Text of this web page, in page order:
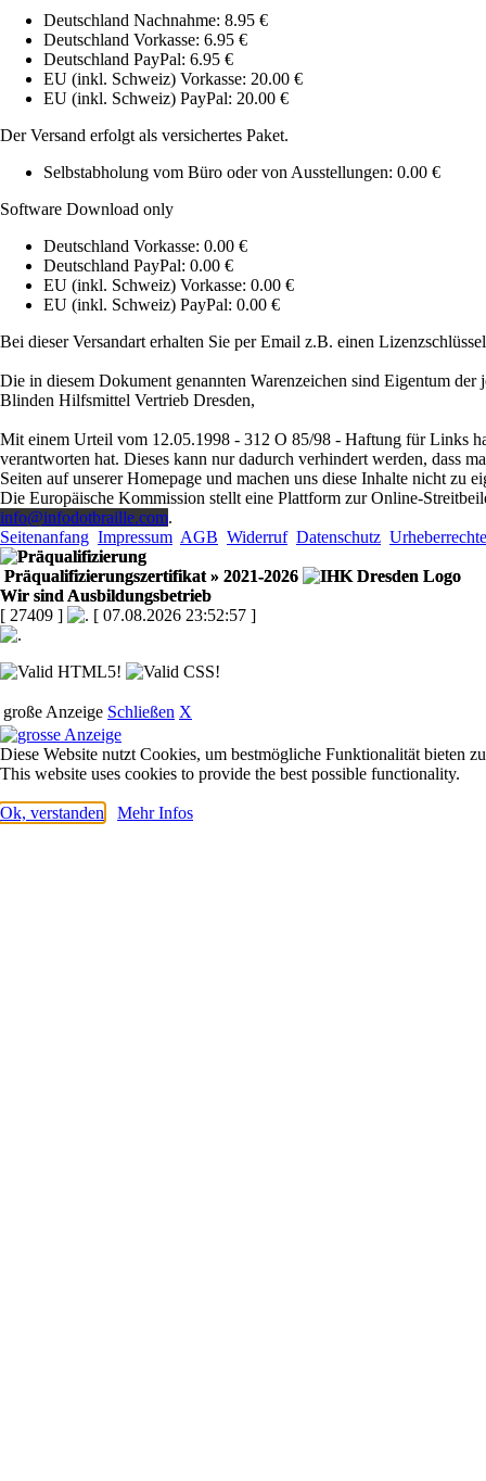
Deutschland Nachnahme: 8.95 €
Deutschland Vorkasse: 6.95 €
Deutschland PayPal: 6.95 €
EU (inkl. Schweiz) Vorkasse: 20.00 €
EU (inkl. Schweiz) PayPal: 20.00 €
Der Versand erfolgt als versichertes Paket.
Selbstabholung vom Büro oder von Ausstellungen: 0.00 €
Software Download only
Deutschland Vorkasse: 0.00 €
Deutschland PayPal: 0.00 €
EU (inkl. Schweiz) Vorkasse: 0.00 €
EU (inkl. Schweiz) PayPal: 0.00 €
Bei dieser Versandart erhalten Sie per Email z.B. einen
Die in diesem Dokument genannten Warenzeichen sind Eigentum
Blinden Hilfsmittel Vertrieb Dresden,
Mit einem Urteil vom 12.05.1998 - 312 O 85/98 - Haftung für Links
verantworten hat. Dieses kann nur dadurch verhindert werden, dass
Seiten auf unserer Homepage und machen uns diese Inhalte nicht
Die Europäische Kommission stellt eine Plattform zur Online-
info@infodotbraille.com.
Seitenanfang Impressum AGB Widerruf Datenschutz Urheberrechte
Präqualifizierungszertifikat » 2021-2026
Wir sind Ausbildungsbetrieb
[ 27409 ]
[ 07.08.2026 23:52:57 ]
große Anzeige Schließen X
Diese Website nutzt Cookies, um bestmögliche Funktionalität bieten
This website uses cookies to provide the best possible functionality.
Ok, verstanden Mehr Infos